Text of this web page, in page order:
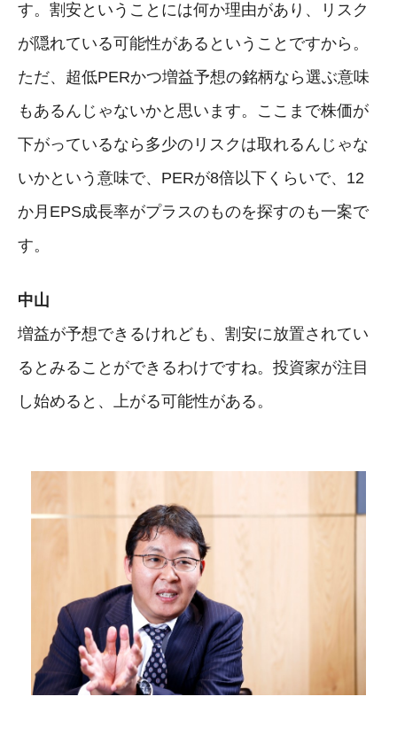
す。割安ということには何か理由があり、リスク
が隠れている可能性があるということですから。
ただ、超低PERかつ増益予想の銘柄なら選ぶ意味
もあるんじゃないかと思います。ここまで株価が
下がっているなら多少のリスクは取れるんじゃな
いかという意味で、PERが8倍以下くらいで、12
か月EPS成長率がプラスのものを探すのも一案で
す。
中山
増益が予想できるけれども、割安に放置されてい
るとみることができるわけですね。投資家が注目
し始めると、上がる可能性がある。